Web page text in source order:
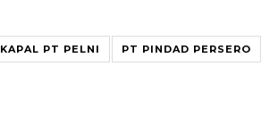
KAPAL PT PELNI PT PINDAD PERSERO